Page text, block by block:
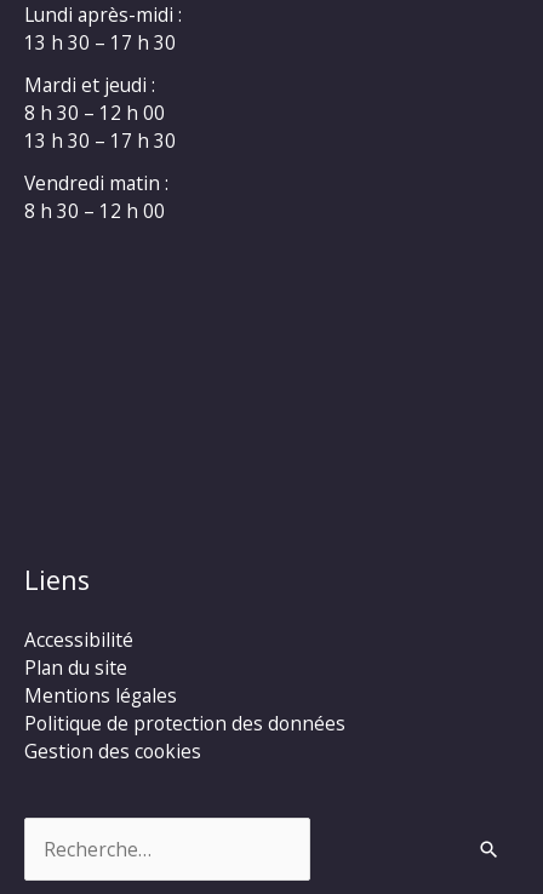
Lundi après-midi :
13 h 30 – 17 h 30
Mardi et jeudi :
8 h 30 – 12 h 00
13 h 30 – 17 h 30
Vendredi matin :
8 h 30 – 12 h 00
Liens
Accessibilité
Plan du site
Mentions légales
Politique de protection des données
Gestion des cookies